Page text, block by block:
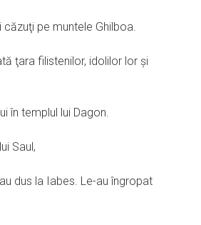
pe muntele Ghilboa.
ţara filistenilor, idolilor lor şi
în templul lui Dagon.
Saul,
dus la Iabes. Le-au îngropat